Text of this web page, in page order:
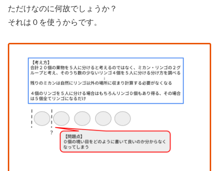
ただけなのに何故でしょうか？
それは０を使うからです。